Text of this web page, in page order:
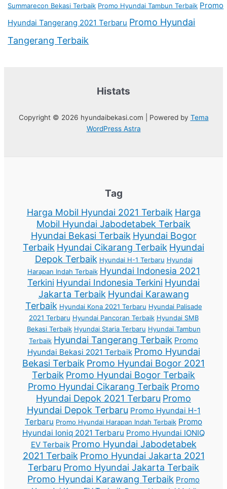
Summarecon Bekasi Terbaik Promo Hyundai Tambun Terbaik Promo
Hyundai Tangerang 2021 Terbaru Promo Hyundai
Tangerang Terbaik
Histats
Copyright © 2026 hyundaibekasi.com | Powered by Tema
WordPress Astra
Tag
Harga Mobil Hyundai 2021 Terbaik Harga
Mobil Hyundai Jabodetabek Terbaik
Hyundai Bekasi Terbaik Hyundai Bogor
Terbaik Hyundai Cikarang Terbaik Hyundai
Depok Terbaik Hyundai H-1 Terbaru Hyundai
Harapan Indah Terbaik Hyundai Indonesia 2021
Terkini Hyundai Indonesia Terkini Hyundai
Jakarta Terbaik Hyundai Karawang
Terbaik Hyundai Kona 2021 Terbaru Hyundai Palisade
2021 Terbaru Hyundai Pancoran Terbaik Hyundai SMB
Bekasi Terbaik Hyundai Staria Terbaru Hyundai Tambun
Terbaik Hyundai Tangerang Terbaik Promo
Hyundai Bekasi 2021 Terbaik Promo Hyundai
Bekasi Terbaik Promo Hyundai Bogor 2021
Terbaik Promo Hyundai Bogor Terbaik
Promo Hyundai Cikarang Terbaik Promo
Hyundai Depok 2021 Terbaru Promo
Hyundai Depok Terbaru Promo Hyundai H-1
Terbaru Promo Hyundai Harapan Indah Terbaik Promo
Hyundai Ioniq 2021 Terbaru Promo Hyundai IONIQ
EV Terbaik Promo Hyundai Jabodetabek
2021 Terbaik Promo Hyundai Jakarta 2021
Terbaru Promo Hyundai Jakarta Terbaik
Promo Hyundai Karawang Terbaik Promo